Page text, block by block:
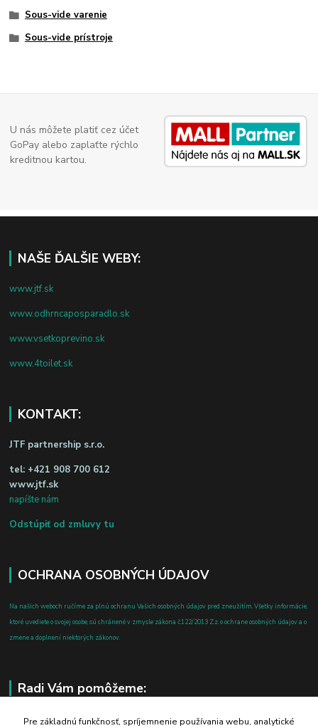
Sous-vide varenie
Sous-vide prístroje
U nás môžete platiť cez účet
GoPay alebo zaplaťte rýchlo
kreditnou kartou.
NAŠE ĎALŠIE WEBY:
www.jtf.sk
www.odhrncaposparadlo.sk
www.vsetkoprevino.sk
www.4toilet.sk
KONTAKT:
JTF partnership s.r.o.
tel: +421 908 700 612
www.jtf.sk
napíšte nám
Odstúpiť od zmluvy tu
OCHRANA OSOBNÝCH ÚDAJOV
Na našich weboch ručíme za plnú ochranu Vašich osobných údajov pred zneužitím. Všetky informácie,
ktoré uvediete o svojej osobe, sú chránené v zmysle zákona č.122/2013 Z.z. o ochrane osobných údajov a o
zmene a doplnení niektorých zákonov.
Radi Vám pomôžeme:
+421 908 700 612
Pre základnú funkčnosť, spríjemnenie používania webu, analytické